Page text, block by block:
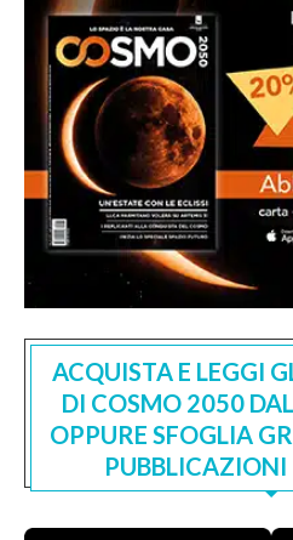
ACQUISTA E LEGGI
DI COSMO 2050
OPPURE SFOGLIA
PUBBLICAZIONI